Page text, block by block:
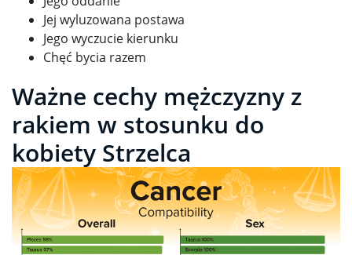
Jej wyluzowana postawa
Jego wyczucie kierunku
Chęć bycia razem
Ważne cechy mężczyzny z
rakiem w stosunku do
kobiety Strzelca